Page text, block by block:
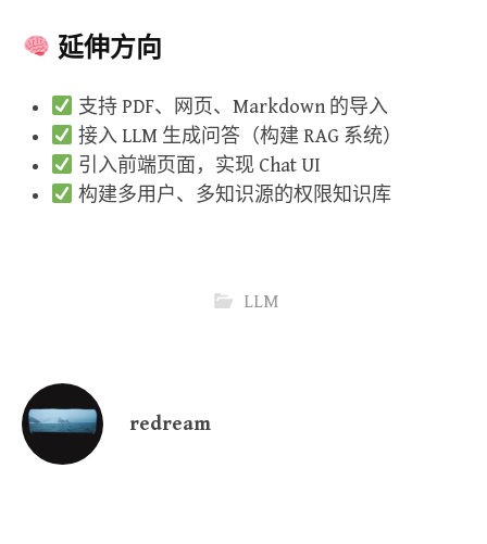
延伸方向
支持 PDF、网页、Markdown 的导入
接入 LLM 生成问答（构建 RAG 系统）
引入前端页面，实现 Chat UI
构建多用户、多知识源的权限知识库
LLM
redream